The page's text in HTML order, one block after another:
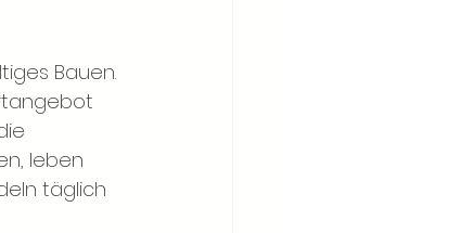
Bauen.
leben
täglich